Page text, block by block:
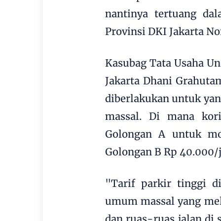
nantinya tertuang
Provinsi DKI Jakarta
Kasubag Tata Usaha
Jakarta Dhani
diberlakukan untuk
massal. Di mana
Golongan A untuk
Golongan B Rp
"Tarif parkir tinggi
umum massal yang